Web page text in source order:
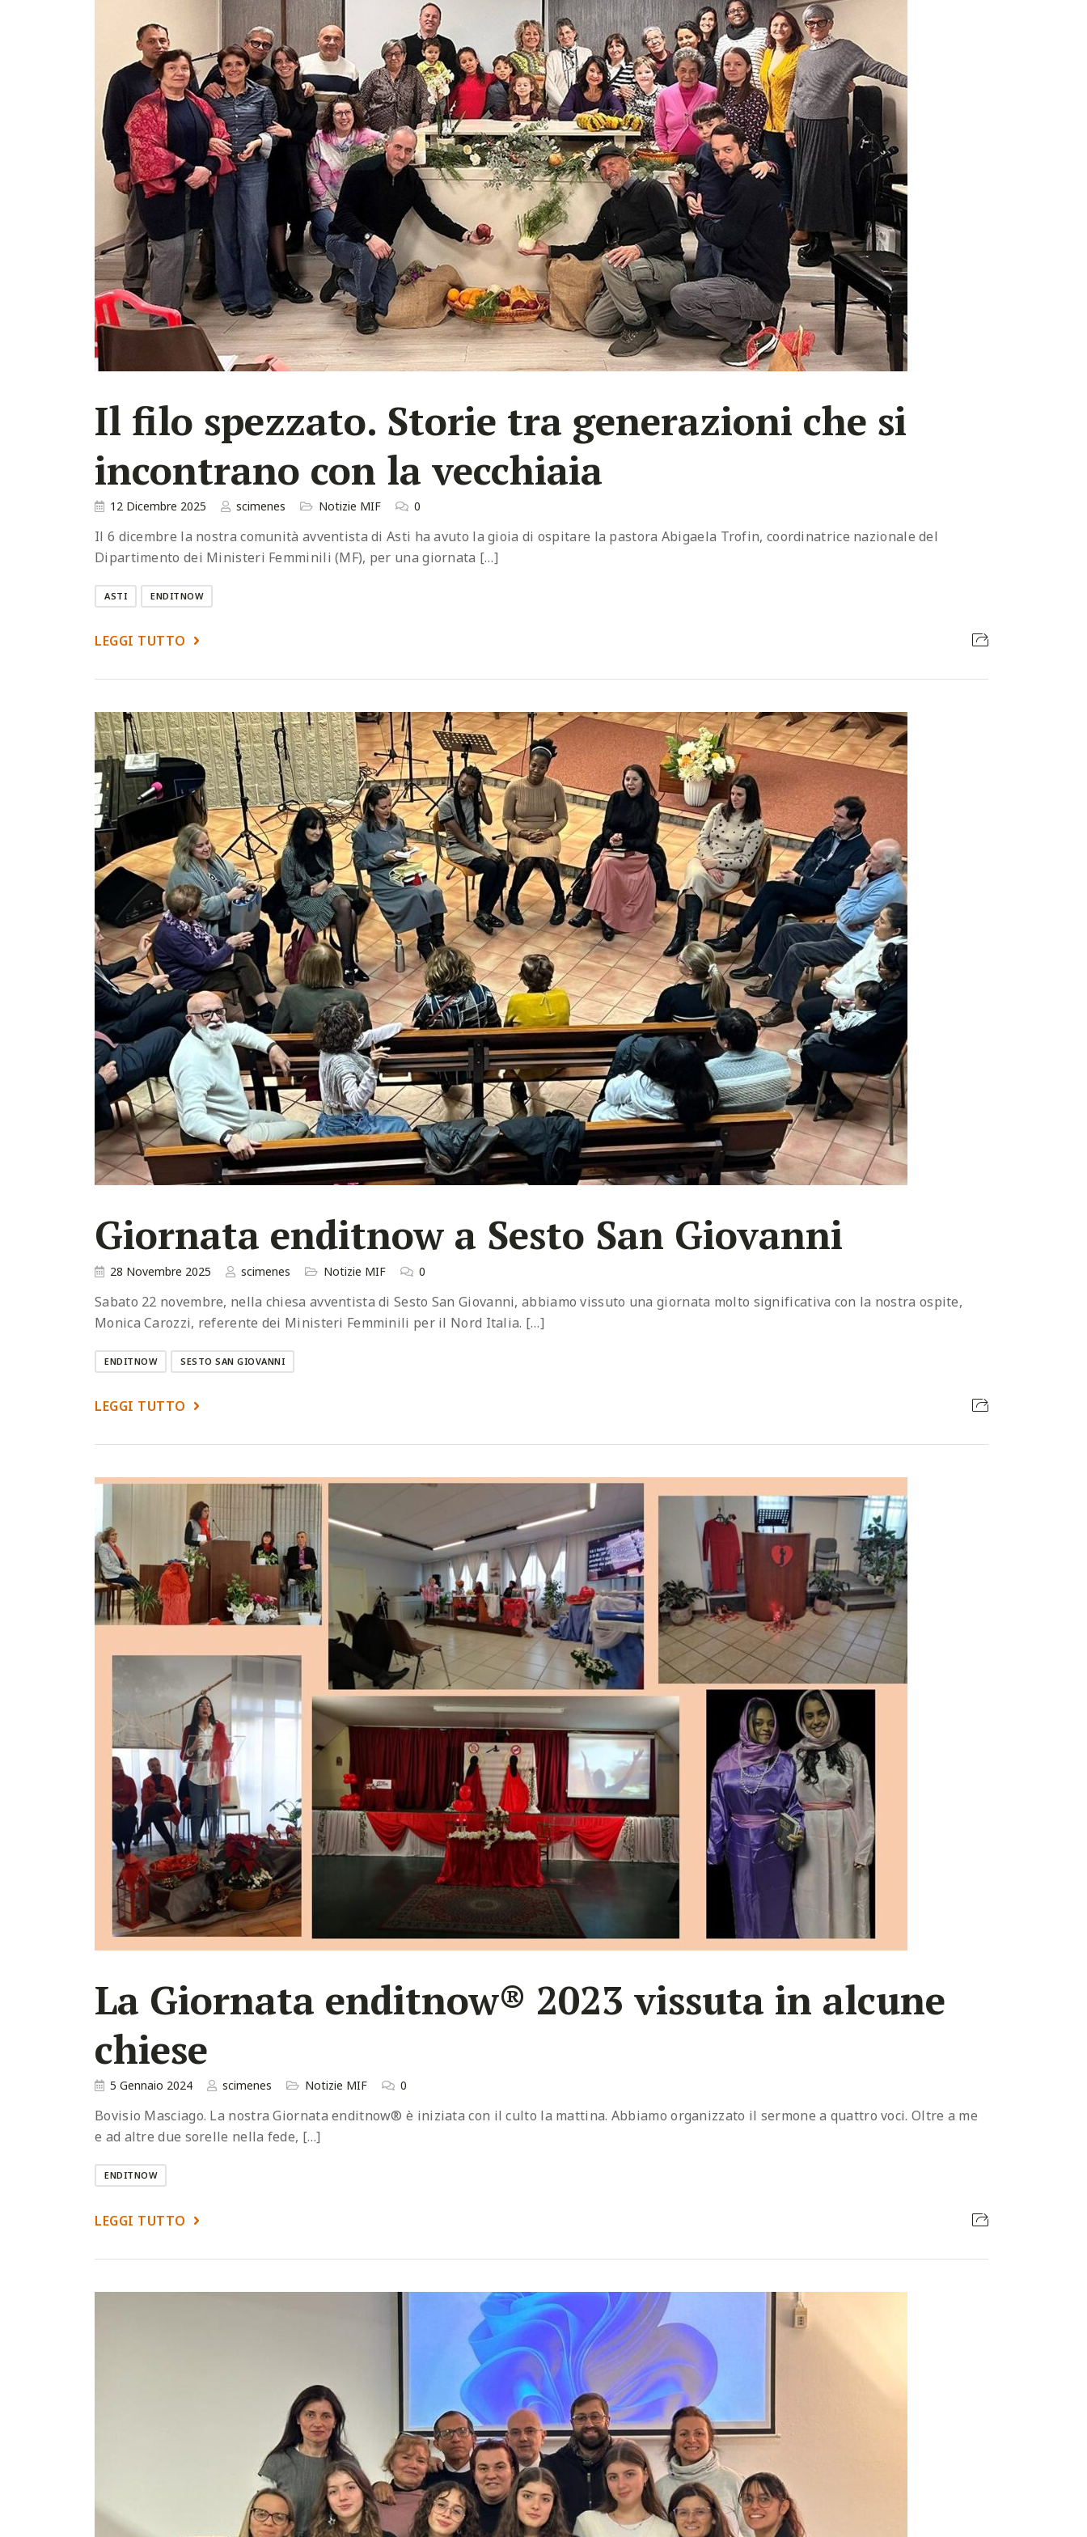
Il filo spezzato. Storie tra generazioni che si
incontrano con la vecchiaia
12 Dicembre 2025 scimenes Notizie MIF 0
Il 6 dicembre la nostra comunità avventista di Asti ha avuto la gioia di ospitare la pastora Abigaela Trofin, coordinatrice nazionale del
Dipartimento dei Ministeri Femminili (MF), per una giornata […]
ASTI ENDITNOW
LEGGI TUTTO
Giornata enditnow a Sesto San Giovanni
28 Novembre 2025 scimenes Notizie MIF 0
Sabato 22 novembre, nella chiesa avventista di Sesto San Giovanni, abbiamo vissuto una giornata molto significativa con la nostra ospite,
Monica Carozzi, referente dei Ministeri Femminili per il Nord Italia. […]
ENDITNOW SESTO SAN GIOVANNI
LEGGI TUTTO
La Giornata enditnow® 2023 vissuta in alcune
chiese
5 Gennaio 2024 scimenes Notizie MIF 0
Bovisio Masciago. La nostra Giornata enditnow® è iniziata con il culto la mattina. Abbiamo organizzato il sermone a quattro voci. Oltre a me
e ad altre due sorelle nella fede, […]
ENDITNOW
LEGGI TUTTO